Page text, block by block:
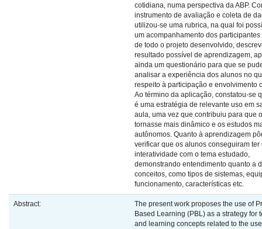
cotidiana, numa perspectiva da ABP.
instrumento de avaliação e coleta de
utilizou-se uma rubrica, na qual foi
um acompanhamento dos
de todo o projeto desenvolvido,
resultado possível de aprendizagem,
ainda um questionário para que se
analisar a experiência dos alunos no
respeito à participação e envolvimento
Ao término da aplicação, constatou-se
é uma estratégia de relevante uso em
aula, uma vez que contribuiu para que
tornasse mais dinâmico e os estudos
autônomos. Quanto à aprendizagem
verificar que os alunos conseguiram ter
interatividade com o tema estudado,
demonstrando entendimento quanto a
conceitos, como tipos de sistemas,
funcionamento, características etc.
Abstract:
The present work proposes the use of
Based Learning (PBL) as a strategy for
and learning concepts related to the